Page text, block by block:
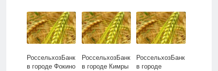
РоссельхозБанк
в городе Фокино
РоссельхозБанк
в городе Кимры
РоссельхозБанк
в городе